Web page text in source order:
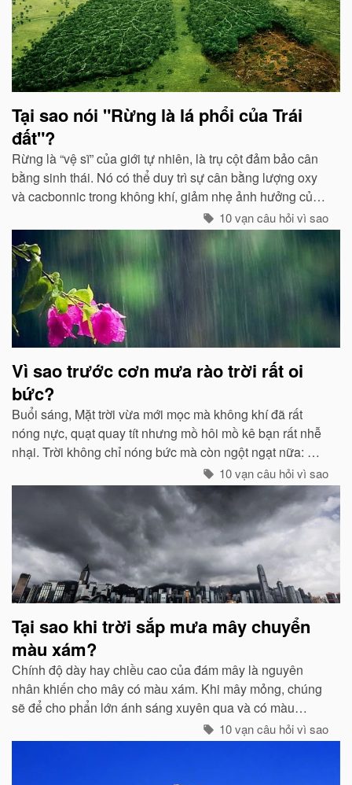
Tại sao nói "Rừng là lá phổi của Trái
đất"?
Rừng là “vệ sĩ” của giới tự nhiên, là trụ cột đảm bảo cân
bằng sinh thái. Nó có thể duy trì sự cân bằng lượng oxy
và cacbonnic trong không khí, giảm nhẹ ảnh hưởng của
các chất thải, khí độc gây nên ô nhiễm, làm trong sạch
môi trường...
10 vạn câu hỏi vì sao
Vì sao trước cơn mưa rào trời rất oi
bức?
Buổi sáng, Mặt trời vừa mới mọc mà không khí đã rất
nóng nực, quạt quay tít nhưng mồ hôi mồ kê bạn rất nhễ
nhại. Trời không chỉ nóng bức mà còn ngột ngạt nữa: Đó
chính là dấu hiệu bắt đẩu của một cơn mưa rào...
10 vạn câu hỏi vì sao
Tại sao khi trời sắp mưa mây chuyển
màu xám?
Chính độ dày hay chiều cao của đám mây là nguyên
nhân khiến cho mây có màu xám. Khi mây mỏng, chúng
sẽ để cho phẩn lớn ánh sáng xuyên qua và có màu
10 vạn câu hỏi vì sao